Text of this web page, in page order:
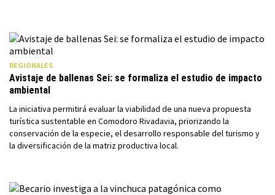
REGIONALES
Avistaje de ballenas Sei: se formaliza el estudio de impacto
ambiental
La iniciativa permitirá evaluar la viabilidad de una nueva propuesta
turística sustentable en Comodoro Rivadavia, priorizando la
conservación de la especie, el desarrollo responsable del turismo y
la diversificación de la matriz productiva local.